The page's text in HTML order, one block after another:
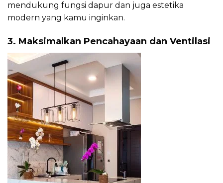
mendukung fungsi dapur dan juga estetika
modern yang kamu inginkan.
3. Maksimalkan Pencahayaan dan Ventilasi